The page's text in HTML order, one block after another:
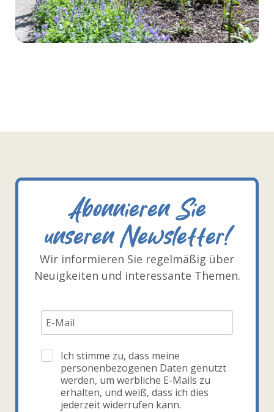
Abonnieren Sie
unseren Newsletter!
Wir informieren Sie regelmäßig über
Neuigkeiten und interessante Themen.
Ich stimme zu, dass meine
personenbezogenen Daten genutzt
werden, um werbliche E-Mails zu
erhalten, und weiß, dass ich dies
jederzeit widerrufen kann.